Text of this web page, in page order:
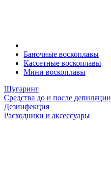
Баночные воскоплавы
Кассетные воскоплавы
Мини воскоплавы
Шугаринг
Средства до и после депиляции
Дезинфекция
Расходники и аксессуары